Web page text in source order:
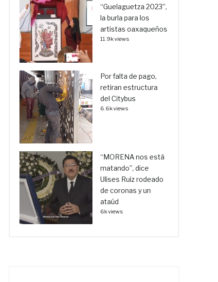
“Guelaguetza 2023”,
la burla para los
artistas oaxaqueños
11.9k views
Por falta de pago,
retiran estructura
del Citybus
6.6k views
“MORENA nos está
matando”, dice
Ulises Ruiz rodeado
de coronas y un
ataúd
6k views